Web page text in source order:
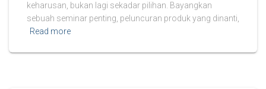
keharusan, bukan lagi sekadar pilihan. Bayangkan
sebuah seminar penting, peluncuran produk yang dinanti,
Read more